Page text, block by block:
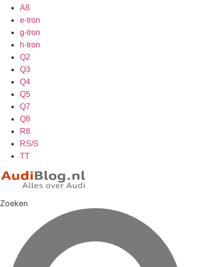
A8
e-tron
g-tron
h-tron
Q2
Q3
Q4
Q5
Q7
Q8
R8
RS/S
TT
Zoeken